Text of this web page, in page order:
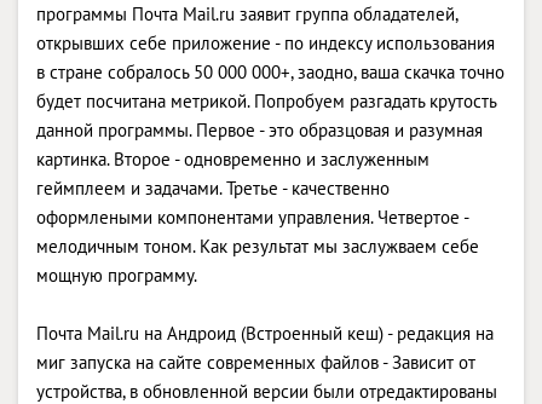
программы Почта Mail.ru заявит группа обладателей,
открывших себе приложение - по индексу использования
в стране собралось 50 000 000+, заодно, ваша скачка точно
будет посчитана метрикой. Попробуем разгадать крутость
данной программы. Первое - это образцовая и разумная
картинка. Второе - одновременно и заслуженным
геймплеем и задачами. Третье - качественно
оформлеными компонентами управления. Четвертое -
мелодичным тоном. Как результат мы заслужваем себе
мощную программу.
Почта Mail.ru на Андроид (Встроенный кеш) - редакция на
миг запуска на сайте современных файлов - Зависит от
устройства, в обновленной версии были отредактированы